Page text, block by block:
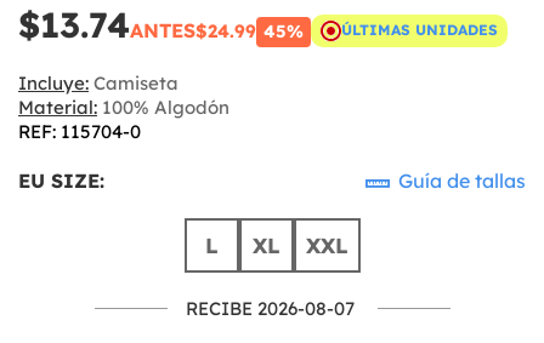
$13.74ANTES$24.99 45% ÚLTIMAS UNIDADES
Incluye: Camiseta
Material: 100% Algodón
REF: 115704-0
EU SIZE: Guía de tallas
L XL XXL
RECIBE 2026-08-07